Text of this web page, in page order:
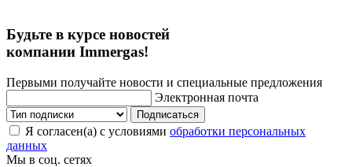
Будьте в курсе новостей
компании Immergas!
Первыми получайте новости и специальные предложения
Электронная почта
Подписаться
Я согласен(а) с условиями обработки персональных
данных
Мы в соц. сетях